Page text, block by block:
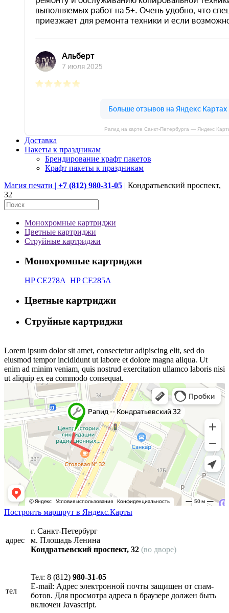
Рапид на карте Санкт‑Петербурга — Яндекс
Доставка
Пакеты к праздникам
Брендирование крафт пакетов
Крафт пакеты к праздникам
Магия печати | +7 (812) 980-31-05 | Кондратьевский проспект,
32
Монохромные картриджи
Цветные картриджи
Струйные картриджи
Монохромные картриджи
HP CE278A HP CE285A
Цветные картриджи
Струйные картриджи
Lorem ipsum dolor sit amet, consectetur adipiscing elit, sed do
eiusmod tempor incididunt ut labore et dolore magna aliqua. Ut
enim ad minim veniam, quis nostrud exercitation ullamco laboris nisi
ut aliquip ex ea commodo consequat.
Построить маршрут в Яндекс.Карты
адрес
г. Санкт-Петербург
м. Площадь Ленина
Кондратьевский проспект, 32 (во дворе)
тел
Тел: 8 (812) 980-31-05
E-mail: Адрес электронной почты защищен от спам-
ботов. Для просмотра адреса в браузере должен быть
включен Javascript.